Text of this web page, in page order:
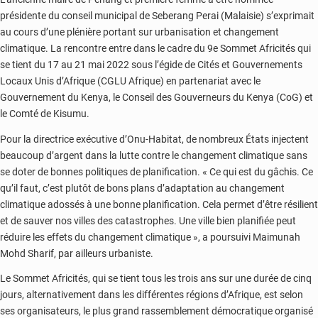
présidente du conseil municipal de Seberang Perai (Malaisie) s’exprimait
au cours d’une plénière portant sur urbanisation et changement
climatique. La rencontre entre dans le cadre du 9e Sommet Africités qui
se tient du 17 au 21 mai 2022 sous l’égide de Cités et Gouvernements
Locaux Unis d’Afrique (CGLU Afrique) en partenariat avec le
Gouvernement du Kenya, le Conseil des Gouverneurs du Kenya (CoG) et
le Comté de Kisumu.
Pour la directrice exécutive d’Onu-Habitat, de nombreux États injectent
beaucoup d’argent dans la lutte contre le changement climatique sans
se doter de bonnes politiques de planification. « Ce qui est du gâchis. Ce
qu’il faut, c’est plutôt de bons plans d’adaptation au changement
climatique adossés à une bonne planification. Cela permet d’être résilient
et de sauver nos villes des catastrophes. Une ville bien planifiée peut
réduire les effets du changement climatique », a poursuivi Maimunah
Mohd Sharif, par ailleurs urbaniste.
Le Sommet Africités, qui se tient tous les trois ans sur une durée de cinq
jours, alternativement dans les différentes régions d’Afrique, est selon
ses organisateurs, le plus grand rassemblement démocratique organisé